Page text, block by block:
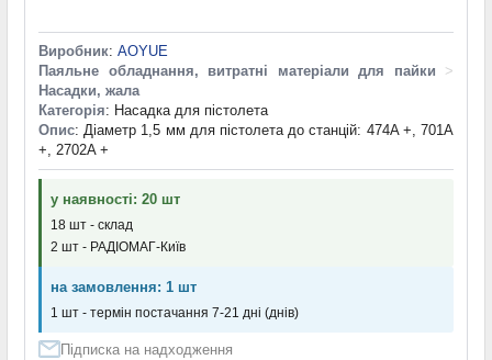
Виробник: AOYUE
Паяльне обладнання, витратні матеріали для пайки
>
Насадки, жала
Категорія: Насадка для пістолета
Опис: Діаметр 1,5 мм для пістолета до станцій: 474A +, 701A
+, 2702A +
у наявності: 20 шт
18 шт - склад
2 шт - РАДІОМАГ-Київ
на замовлення: 1 шт
1 шт - термін постачання 7-21 дні (днів)
Підписка на надходження